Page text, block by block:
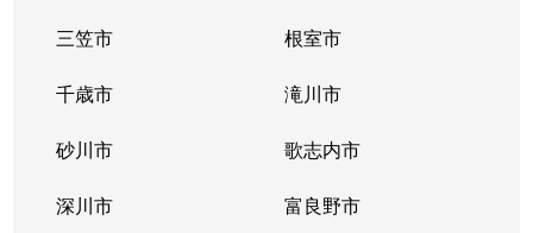
北４１条東
麻生
北４２条東
栄町(札幌)
北４３条東
栄町(札幌)
北４３条東
栄町(札幌)
三笠市 根室市
千歳市 滝川市
砂川市 歌志内市
深川市 富良野市